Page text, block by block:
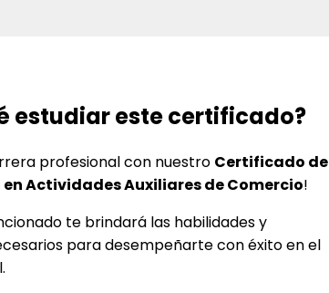
estudiar este certificado?
profesional con nuestro Certificado de
Actividades Auxiliares de Comercio!
te brindará las habilidades y
para desempeñarte con éxito en el